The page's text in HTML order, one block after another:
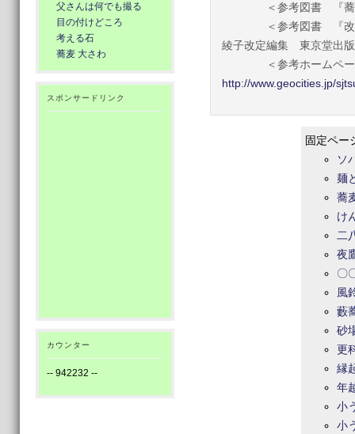
父さんは何でも撮る
目の付けどころ
考える石
蕎麦 大さわ
スポンサードリンク
カウンター
-- 942232 --
＜参考図書 『蕎麦
＜参考図書 『改定
綾子改定編集 東京堂出
＜参考ホームペ
http://www.geocities.jp/
固定ペー
ソ
麺
蕎
け
二
夜
〇
風
藪
砂
更
縁
年
小
小